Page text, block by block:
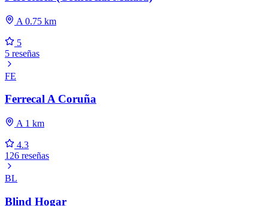
A 0.75 km
5
5 reseñas
FE
Ferrecal A Coruña
A 1 km
4.3
126 reseñas
BL
Blind Hogar